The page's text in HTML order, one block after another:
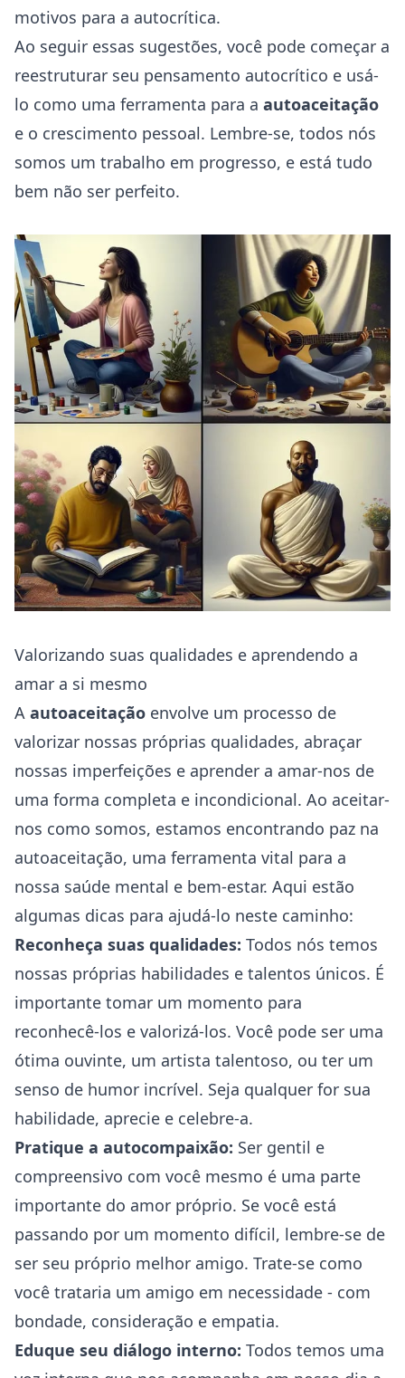
motivos para a autocrítica.
Ao seguir essas sugestões, você pode começar a
reestruturar seu pensamento autocrítico e usá-
lo como uma ferramenta para a autoaceitação
e o crescimento pessoal. Lembre-se, todos nós
somos um trabalho em progresso, e está tudo
bem não ser perfeito.
Valorizando suas qualidades e aprendendo a
amar a si mesmo
A autoaceitação envolve um processo de
valorizar nossas próprias qualidades, abraçar
nossas imperfeições e aprender a amar-nos de
uma forma completa e incondicional. Ao aceitar-
nos como somos, estamos encontrando paz na
autoaceitação, uma ferramenta vital para a
nossa saúde mental e bem-estar. Aqui estão
algumas dicas para ajudá-lo neste caminho:
Reconheça suas qualidades: Todos nós temos
nossas próprias habilidades e talentos únicos. É
importante tomar um momento para
reconhecê-los e valorizá-los. Você pode ser uma
ótima ouvinte, um artista talentoso, ou ter um
senso de humor incrível. Seja qualquer for sua
habilidade, aprecie e celebre-a.
Pratique a autocompaixão: Ser gentil e
compreensivo com você mesmo é uma parte
importante do amor próprio. Se você está
passando por um momento difícil, lembre-se de
ser seu próprio melhor amigo. Trate-se como
você trataria um amigo em necessidade - com
bondade, consideração e empatia.
Eduque seu diálogo interno: Todos temos uma